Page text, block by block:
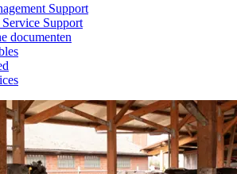
Support
Support
documenten